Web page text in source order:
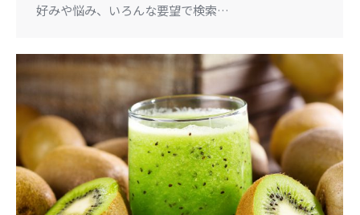
好みや悩み、いろんな要望で検索…